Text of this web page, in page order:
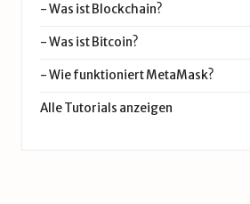
-Was ist Blockchain?
-Was ist Bitcoin?
-Wie funktioniert MetaMask?
Alle Tutorials anzeigen